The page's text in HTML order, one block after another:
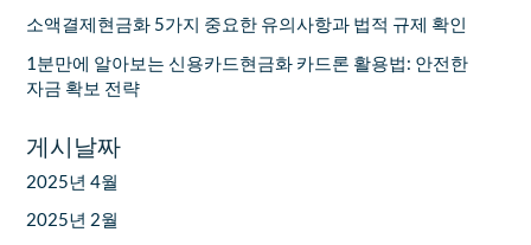
소액결제현금화 5가지 중요한 유의사항과 법적 규제 확인
1분만에 알아보는 신용카드현금화 카드론 활용법: 안전한
자금 확보 전략
게시날짜
2025년 4월
2025년 2월